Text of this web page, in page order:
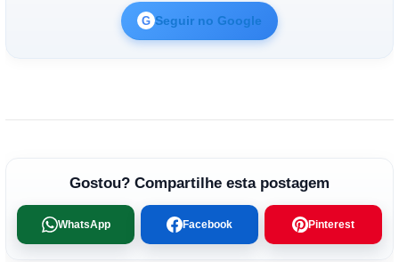
G Seguir no Google
Gostou? Compartilhe esta postagem
WhatsApp Facebook Pinterest